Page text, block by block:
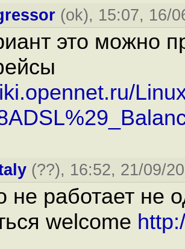
(ok), 15:07, 16/
это можно
(??), 16:52, 21/09/
не работает не
welcome